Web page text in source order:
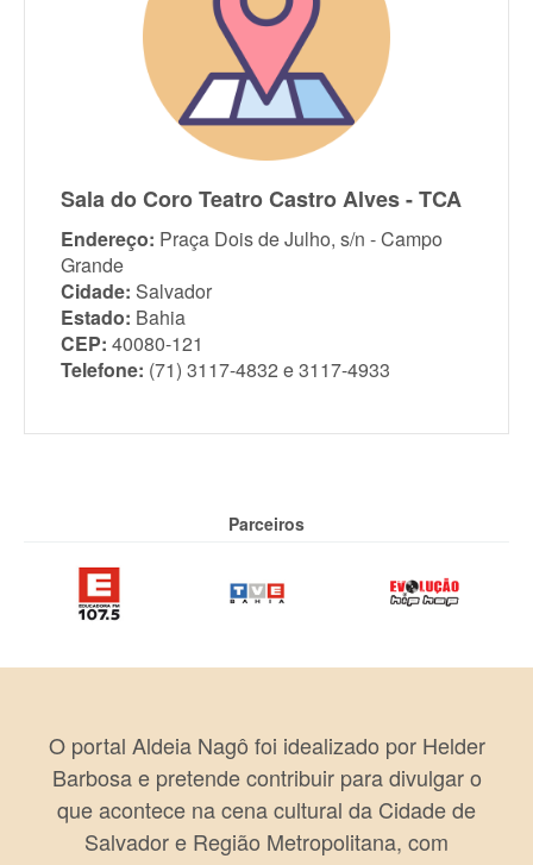
Sala do Coro Teatro Castro Alves - TCA
Endereço: Praça Dois de Julho, s/n - Campo
Grande
Cidade: Salvador
Estado: Bahia
CEP: 40080-121
Telefone: (71) 3117-4832 e 3117-4933
Parceiros
O portal Aldeia Nagô foi idealizado por Helder
Barbosa e pretende contribuir para divulgar o
que acontece na cena cultural da Cidade de
Salvador e Região Metropolitana, com